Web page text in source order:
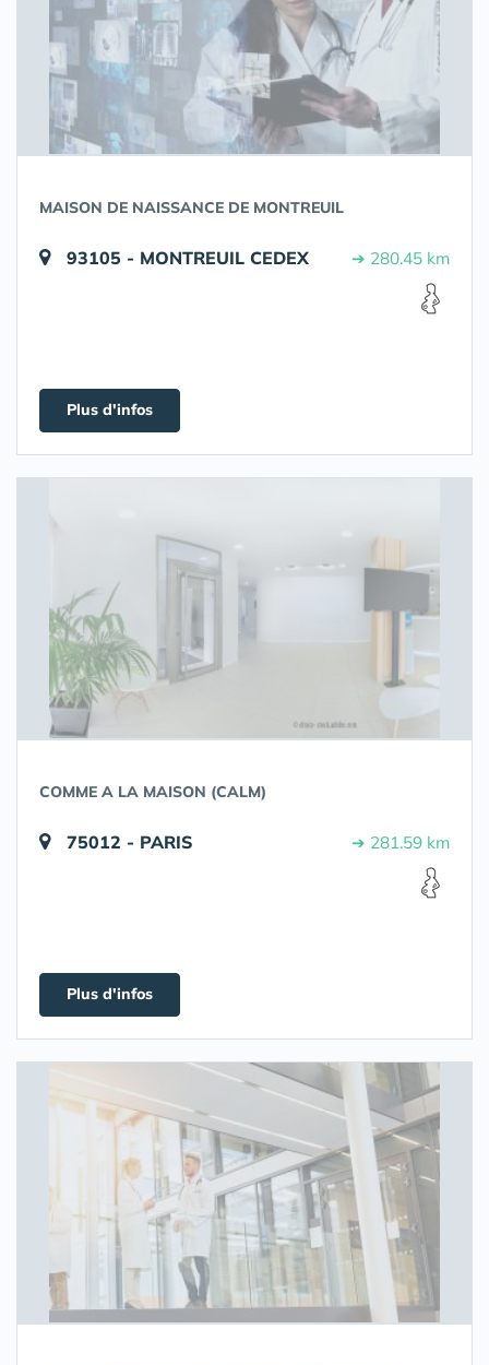
MAISON DE NAISSANCE DE MONTREUIL
93105 - MONTREUIL CEDEX ➔ 280.45 km
Plus d'infos
COMME A LA MAISON (CALM)
75012 - PARIS ➔ 281.59 km
Plus d'infos